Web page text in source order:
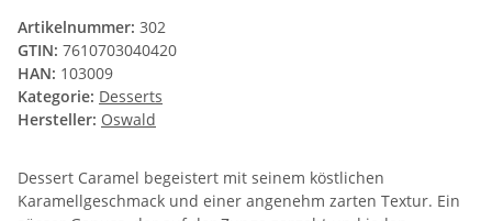
Artikelnummer: 302
GTIN: 7610703040420
HAN: 103009
Kategorie: Desserts
Hersteller: Oswald
Dessert Caramel begeistert mit seinem köstlichen
Karamellgeschmack und einer angenehm zarten Textur. Ein